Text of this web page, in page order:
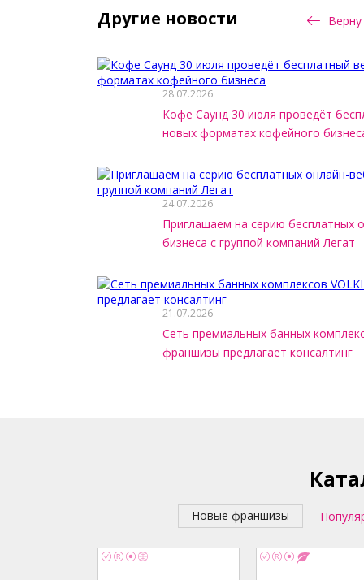
Другие новости
28.07.2026
Кофе Саунд 30 июля проведёт
новых форматах кофейного
24.07.2026
Приглашаем на серию бесплатных
бизнеса с группой компаний Легат
21.07.2026
Сеть премиальных банных
франшизы предлагает консалтинг
Новые франшизы